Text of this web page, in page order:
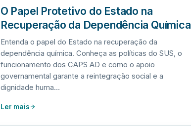
O Papel Protetivo do Estado na
Recuperação da Dependência Química
Entenda o papel do Estado na recuperação da
dependência química. Conheça as políticas do SUS, o
funcionamento dos CAPS AD e como o apoio
governamental garante a reintegração social e a
dignidade huma…
Ler mais